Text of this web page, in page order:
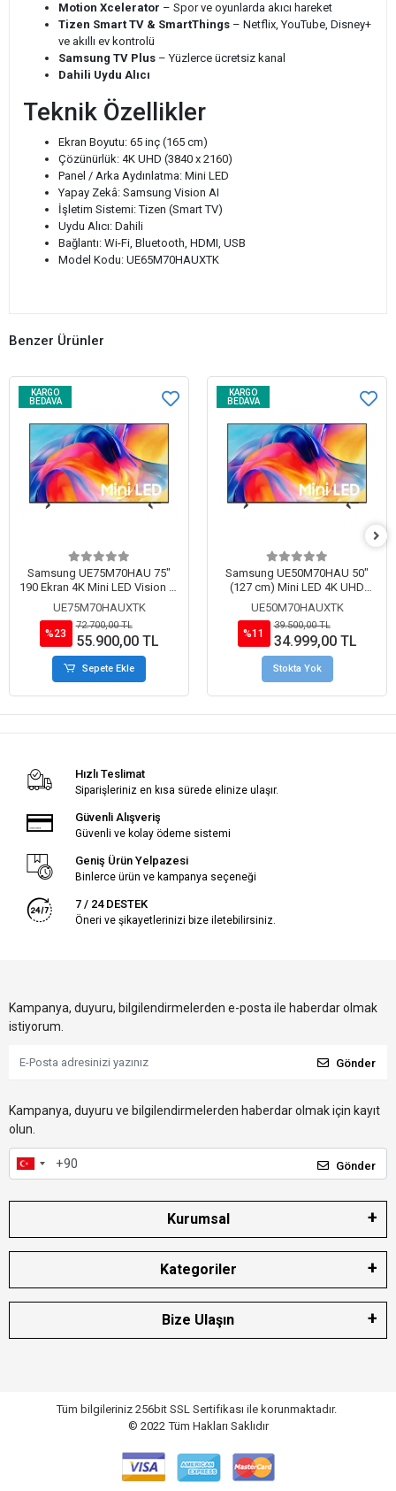
Motion Xcelerator – Spor ve oyunlarda akıcı hareket
Tizen Smart TV & SmartThings – Netflix, YouTube, Disney+
ve akıllı ev kontrolü
Samsung TV Plus – Yüzlerce ücretsiz kanal
Dahili Uydu Alıcı
Teknik Özellikler
Ekran Boyutu: 65 inç (165 cm)
Çözünürlük: 4K UHD (3840 x 2160)
Panel / Arka Aydınlatma: Mini LED
Yapay Zekâ: Samsung Vision AI
İşletim Sistemi: Tizen (Smart TV)
Uydu Alıcı: Dahili
Bağlantı: Wi-Fi, Bluetooth, HDMI, USB
Model Kodu: UE65M70HAUXTK
Benzer Ürünler
KARGO
BEDAVA
Samsung UE75M70HAU 75"
190 Ekran 4K Mini LED Vision AI
Uydu Alıcılı Smart TV (2026)
UE75M70HAUXTK
%23
72.700,00 TL
55.900,00 TL
Sepete Ekle
KARGO
BEDAVA
Samsung UE50M70HAU 50"
(127 cm) Mini LED 4K UHD
Vision AI Smart TV
UE50M70HAUXTK
%11
39.500,00 TL
34.999,00 TL
Stokta Yok
Hızlı Teslimat
Siparişleriniz en kısa sürede elinize ulaşır.
Güvenli Alışveriş
Güvenli ve kolay ödeme sistemi
Geniş Ürün Yelpazesi
Binlerce ürün ve kampanya seçeneği
7 / 24 DESTEK
Öneri ve şikayetlerinizi bize iletebilirsiniz.
Kampanya, duyuru, bilgilendirmelerden e-posta ile haberdar olmak
istiyorum.
Gönder
Kampanya, duyuru ve bilgilendirmelerden haberdar olmak için kayıt
olun.
Gönder
Kurumsal
Kategoriler
Bize Ulaşın
Tüm bilgileriniz 256bit SSL Sertifikası ile korunmaktadır.
© 2022 Tüm Hakları Saklıdır